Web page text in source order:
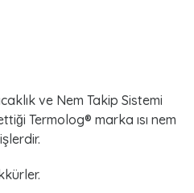
ve Nem Takip Sistemi
Termolog® marka ısı nem